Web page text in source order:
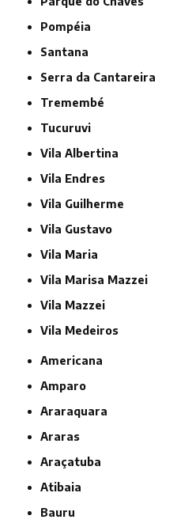
Pompéia
Santana
Serra da Cantareira
Tremembé
Tucuruvi
Vila Albertina
Vila Endres
Vila Guilherme
Vila Gustavo
Vila Maria
Vila Marisa Mazzei
Vila Mazzei
Vila Medeiros
Americana
Amparo
Araraquara
Araras
Araçatuba
Atibaia
Bauru